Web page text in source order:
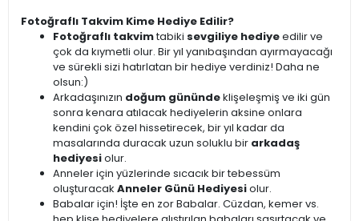
Fotoğraflı Takvim Kime Hediye Edilir?
Fotoğraflı takvimtabiki sevgiliye hediyeedilir ve
çok da kıymetli olur. Bir yıl yanıbaşından ayırmayacağı
ve sürekli sizi hatırlatan bir hediye verdiniz! Daha ne
olsun:)
Arkadaşınızın doğum günündeklişeleşmiş ve iki gün
sonra kenara atılacak hediyelerin aksine onlara
kendini çok özel hissetirecek, bir yıl kadar da
masalarında duracak uzun soluklu bir arkadaş
hediyesiolur.
Anneler için yüzlerinde sıcacık bir tebessüm
oluşturacak Anneler Günü Hediyesiolur.
Babalar için! İşte en zor Babalar. Cüzdan, kemer vs.